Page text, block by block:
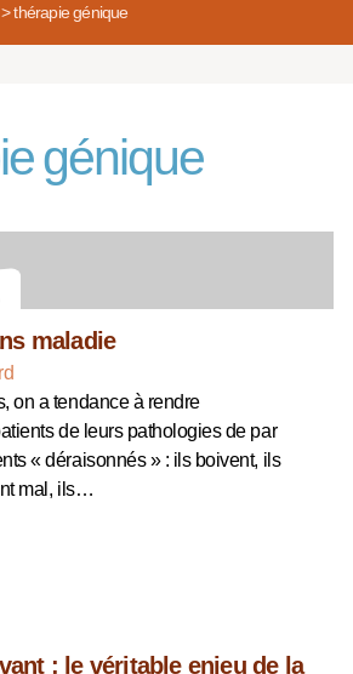
thérapie génique
génique
maladie
on a tendance à rendre
de leurs pathologies de par
« déraisonnés » : ils boivent, ils
mal, ils…
: le véritable enjeu de la